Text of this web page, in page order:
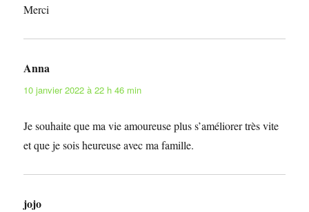
Merci
Anna
10 janvier 2022 à 22 h 46 min
Je souhaite que ma vie amoureuse plus s’améliorer très vite
et que je sois heureuse avec ma famille.
jojo